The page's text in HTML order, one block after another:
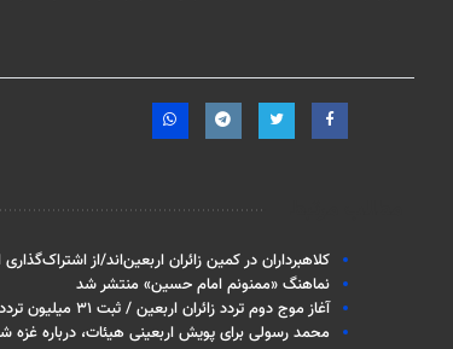
کلاهبرداران در کمین زائران اربعین‌اند/از
نماهنگ «ممنونم امام حسین» منتشر شد
آغاز موج دوم تردد زائران اربعین / ثبت ۳۱ میلیون تردد در جاده‌های استان‌های مرزی
محمد رسولی برای پویش اربعینی هیئات، درباره غزه